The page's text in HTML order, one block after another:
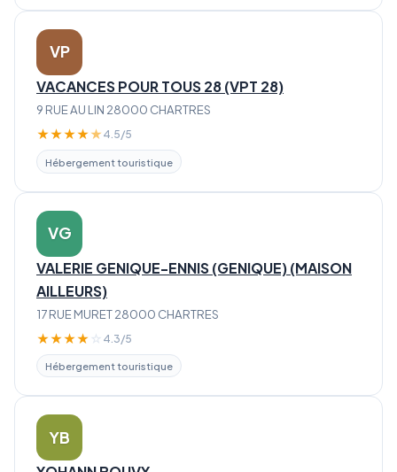
VP
VACANCES POUR TOUS 28 (VPT 28)
9 RUE AU LIN 28000 CHARTRES
★★★★★ 4.5/5
Hébergement touristique
VG
VALERIE GENIQUE-ENNIS (GENIQUE) (MAISON
AILLEURS)
17 RUE MURET 28000 CHARTRES
★★★★ ☆ 4.3/5
Hébergement touristique
YB